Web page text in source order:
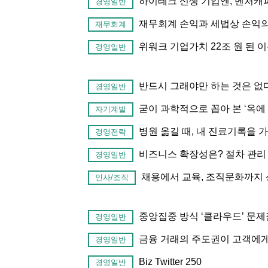
재무회계 재무회계 손익과 세법상 손익
경영일반 위워크 기업가치 22조 원 된
경영일반 반드시 그래야만 하는 것은 없
자기계발 굳이 과학적으로 꼽아 본 ‘옥에
경영전략 병원 옮길 때, 내 진료기록을
경영일반 비즈니스 확장성은? 절차 관
인사/조직 채용에서 교육, 조직문화까지
경영일반 중앙집중 방식 ‘클라우드’ 문
경영일반 금융 거래의 주도권이 고객에
경영일반 Biz Twitter 250